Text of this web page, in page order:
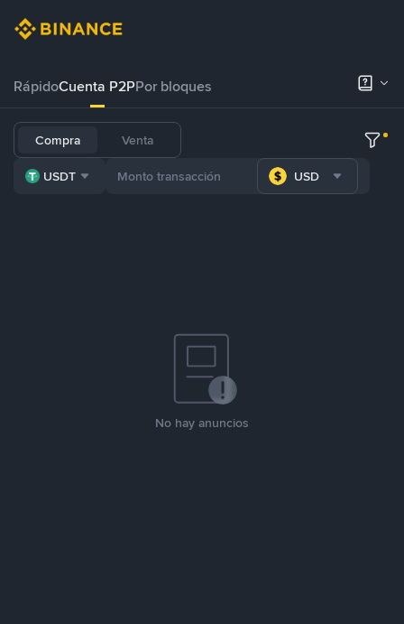
RápidoCuenta P2PPor bloques
Compra Venta
USDT USD
No hay anuncios